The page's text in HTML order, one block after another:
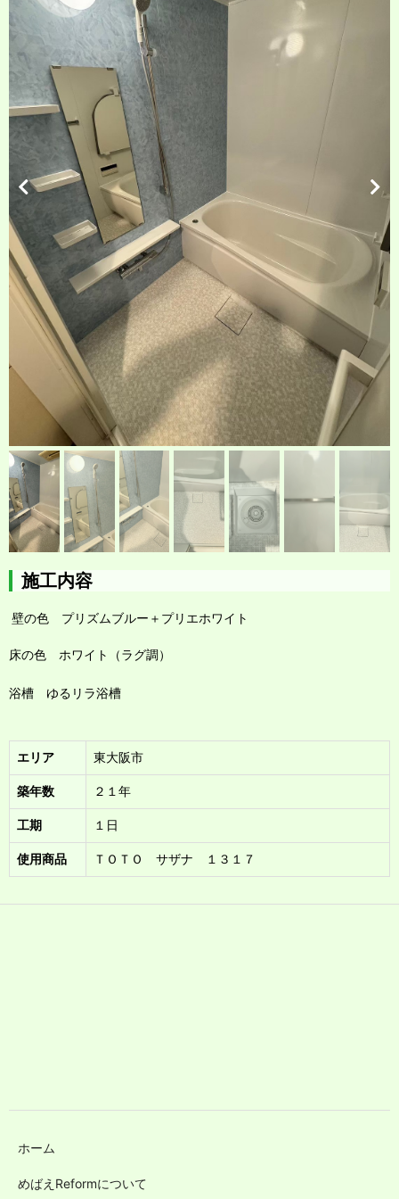
施工内容
壁の色 プリズムブルー＋プリエホワイト
床の色 ホワイト（ラグ調）
浴槽 ゆるリラ浴槽
エリア 東大阪市
築年数 ２１年
工期 １日
使用商品 ＴＯＴＯ サザナ １３１７
ホーム
めばえReformについて